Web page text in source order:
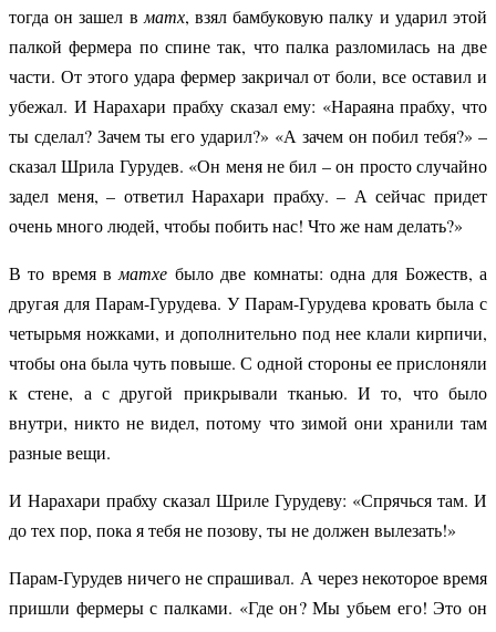
тогда он зашел в матх, взял бамбуковую палку и ударил этой
палкой фермера по спине так, что палка разломилась на две
части. От этого удара фермер закричал от боли, все оставил и
убежал. И Нарахари прабху сказал ему: «Нараяна прабху, что
ты сделал? Зачем ты его ударил?» «А зачем он побил тебя?» –
сказал Шрила Гурудев. «Он меня не бил – он просто случайно
задел меня, – ответил Нарахари прабху. – А сейчас придет
очень много людей, чтобы побить нас! Что же нам делать?»
В то время в матхе было две комнаты: одна для Божеств, а
другая для Парам-Гурудева. У Парам-Гурудева кровать была с
четырьмя ножками, и дополнительно под нее клали кирпичи,
чтобы она была чуть повыше. С одной стороны ее прислоняли
к стене, а с другой прикрывали тканью. И то, что было
внутри, никто не видел, потому что зимой они хранили там
разные вещи.
И Нарахари прабху сказал Шриле Гурудеву: «Спрячься там. И
до тех пор, пока я тебя не позову, ты не должен вылезать!»
Парам-Гурудев ничего не спрашивал. А через некоторое время
пришли фермеры с палками. «Где он? Мы убьем его! Это он